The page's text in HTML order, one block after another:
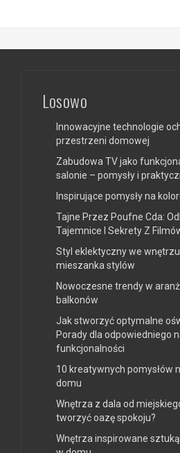
Losowo
Innowacyjne technologie
przestrzeni domowej
Zabudowa TV jako
salonie – pomysły i
Inspirujące pomysły na
Tajne Przez Poufne Cda:
Tajemnice I Sekrety Z
Styl eklektyczny we
mieszanka stylów
Nowoczesne trendy w
balkonów
Jak stworzyć optymalne
Porady dla odpowiedniego
funkcjonalności
10 kreatywnych pomysłów
domu
Wnętrza z dala od
tworzyć oazę spokoju?
Wnętrza inspirowane